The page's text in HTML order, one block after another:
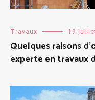
Travaux 19
Quelques raisons
experte en travaux